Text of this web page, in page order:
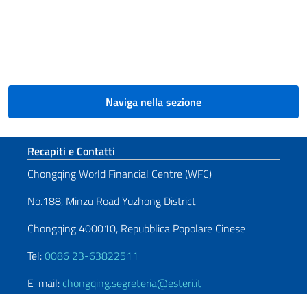
Naviga nella sezione
Sezione footer
Recapiti e Contatti
Chongqing World Financial Centre (WFC)
No.188, Minzu Road Yuzhong District
Chongqing 400010, Repubblica Popolare Cinese
Tel:0086 23-63822511
E-mail: chongqing.segreteria@esteri.it